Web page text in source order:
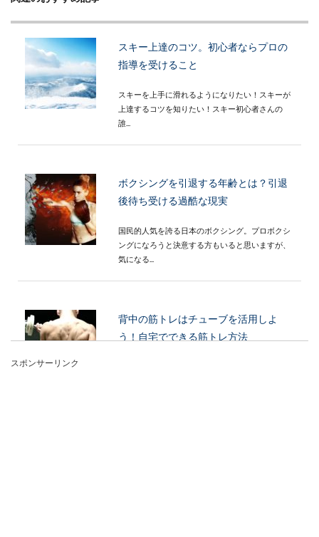
スキー上達のコツ。初心者ならプロの
指導を受けること
スキーを上手に滑れるようになりたい！スキーが
上達するコツを知りたい！スキー初心者さんの
誰...
ボクシングを引退する年齢とは？引退
後待ち受ける過酷な現実
国民的人気を誇る日本のボクシング。プロボクシ
ングになろうと決意する方もいると思いますが、
気になる...
背中の筋トレはチューブを活用しよ
う！自宅でできる筋トレ方法
スポンサーリンク